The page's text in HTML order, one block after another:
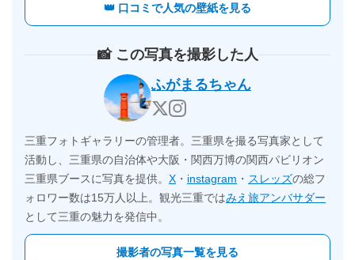
👑 口コミで人気の壁紙を見る
📸 この写真を撮影した人
ふがまるちゃん
三重フォトギャラリーの管理者。三重県を撮る写真家として
活動し、三重県の自治体や大阪・関西万博の関西パビリオン
三重県ブースに写真を提供。 X ・ instagram ・ スレッズの総フ
ォロワー数は15万人以上。観光三重ではみえ旅アンバサダー
として三重の魅力を発信中。
撮影者の写真一覧を見る